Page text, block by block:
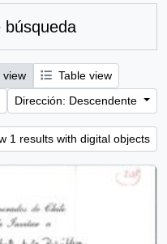
búsqueda
view
Table view
Dirección: Descendente
1 results with digital objects